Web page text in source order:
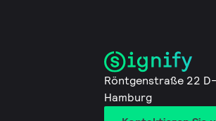
Röntgenstraße 22
Hamburg